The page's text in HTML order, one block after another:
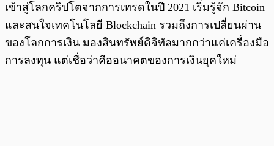
เข้าสู่โลกคริปโตจากการเทรดในปี 2021 เริ่มรู้จัก Bitcoin
และสนใจเทคโนโลยี Blockchain รวมถึงการเปลี่ยนผ่าน
ของโลกการเงิน มองสินทรัพย์ดิจิทัลมากกว่าแค่เครื่องมือ
การลงทุน แต่เชื่อว่าคืออนาคตของการเงินยุคใหม่